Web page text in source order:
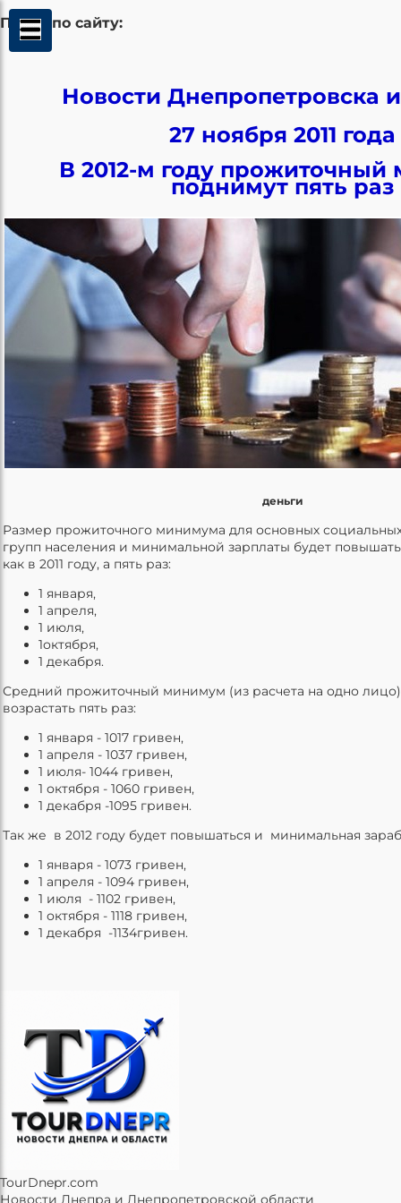
Поиск по сайту:
Новости Днепропетровска
27 ноября 2011 года
В 2012-м году
поднимут пять раз
деньги
Размер прожиточного минимума для основных
групп населения и минимальной зарплаты будет
как в 2011 году, а пять раз:
1 января,
1 апреля,
1 июля,
1октября,
1 декабря.
Средний прожиточный минимум (из расчета на одно лицо)
возрастать пять раз:
1 января - 1017 гривен,
1 апреля - 1037 гривен,
1 июля- 1044 гривен,
1 октября - 1060 гривен,
1 декабря -1095 гривен.
Так же в 2012 году будет повышаться и минимальная
1 января - 1073 гривен,
1 апреля - 1094 гривен,
1 июля - 1102 гривен,
1 октября - 1118 гривен,
1 декабря -1134гривен.
TourDnepr.com
Новости Днепра и Днепропетровской области